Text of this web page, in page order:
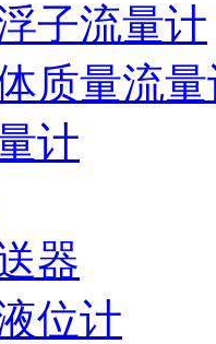
子流量计
质量流
计
器
位计